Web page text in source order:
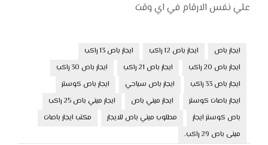
علي نفس الارقام في اي وقت
ايجار باص ايجار باص 12 راكب
ايجار باص 13 راكب
ايجار باص 20 راكب
ايجار باص 21 راكب
ايجار باص 30 راكب
ايجار باص 33 راكب
ايجار باص سياحي
ايجار باص كوستر
ايجار باصات كوستر
ايجار ميني باص
ايجار ميني باص 25 راكب
باص كوستر ايجار
مطلوب ميني باص للايجار
مكتب ايجار باصات
مينى باص 29 راكب.